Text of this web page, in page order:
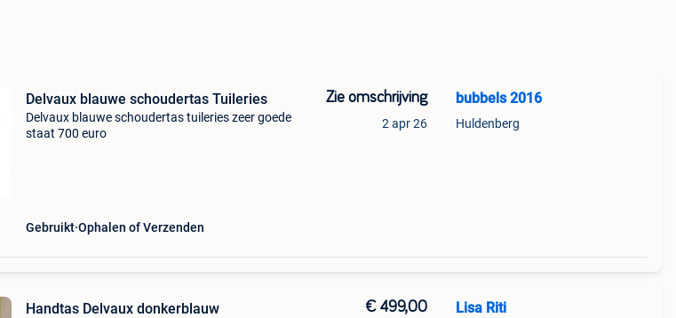
Delvaux blauwe schoudertas Tuileries
Delvaux blauwe schoudertas tuileries zeer goede
staat 700 euro
Gebruikt Ophalen of Verzenden
Zie omschrijving
2 apr 26
bubbels 2016
Huldenberg
Handtas Delvaux donkerblauw € 499,00 Lisa Riti